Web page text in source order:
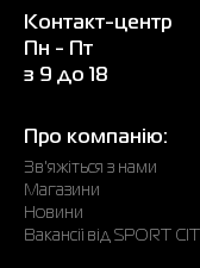
Контакт-центр
Пн - Пт
з 9 до 18
Про компанію:
Зв'яжіться з нами
Магазини
Новини
Вакансії від SPORT